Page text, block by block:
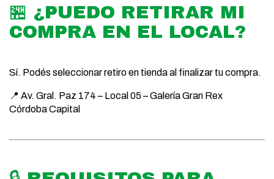
🏪 ¿PUEDO RETIRAR MI
COMPRA EN EL LOCAL?
Sí. Podés seleccionar retiro en tienda al finalizar tu compra.
📍 Av. Gral. Paz 174 – Local 05 – Galería Gran Rex
Córdoba Capital